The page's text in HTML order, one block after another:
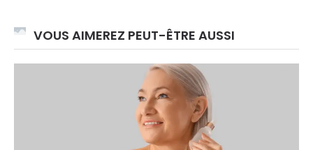
VOUS AIMEREZ PEUT-ÊTRE AUSSI